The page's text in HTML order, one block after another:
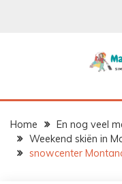
Home
En nog veel
Weekend skiën in
snowcenter